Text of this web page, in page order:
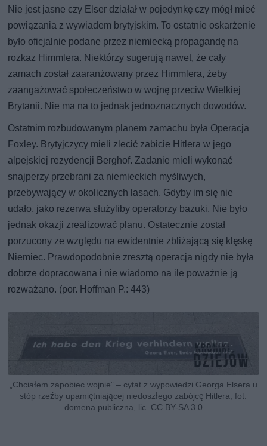
Nie jest jasne czy Elser działał w pojedynkę czy mógł mieć
powiązania z wywiadem brytyjskim. To ostatnie oskarżenie
było oficjalnie podane przez niemiecką propagandę na
rozkaz Himmlera. Niektórzy sugerują nawet, że cały
zamach został zaaranżowany przez Himmlera, żeby
zaangażować społeczeństwo w wojnę przeciw Wielkiej
Brytanii. Nie ma na to jednak jednoznacznych dowodów.
Ostatnim rozbudowanym planem zamachu była Operacja
Foxley. Brytyjczycy mieli zlecić zabicie Hitlera w jego
alpejskiej rezydencji Berghof. Zadanie mieli wykonać
snajperzy przebrani za niemieckich myśliwych,
przebywający w okolicznych lasach. Gdyby im się nie
udało, jako rezerwa służyliby operatorzy bazuki. Nie było
jednak okazji zrealizować planu. Ostatecznie został
porzucony ze względu na ewidentnie zbliżającą się klęskę
Niemiec. Prawdopodobnie zresztą operacja nigdy nie była
dobrze dopracowana i nie wiadomo na ile poważnie ją
rozważano. (por. Hoffman P.: 443)
„Chciałem zapobiec wojnie” – cytat z wypowiedzi Georga Elsera u
stóp rzeźby upamiętniającej niedoszłego zabójcę Hitlera, fot.
domena publiczna, lic. CC BY-SA 3.0